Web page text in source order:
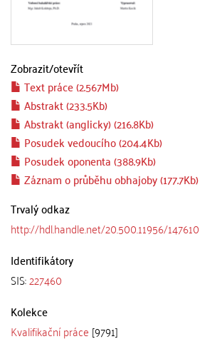
Zobrazit/otevřít
Text práce (2.567Mb)
Abstrakt (233.5Kb)
Abstrakt (anglicky) (216.8Kb)
Posudek vedoucího (204.4Kb)
Posudek oponenta (388.9Kb)
Záznam o průběhu obhajoby (177.7Kb)
Trvalý odkaz
http://hdl.handle.net/20.500.11956/147610
Identifikátory
SIS:227460
Kolekce
Kvalifikační práce [9791]